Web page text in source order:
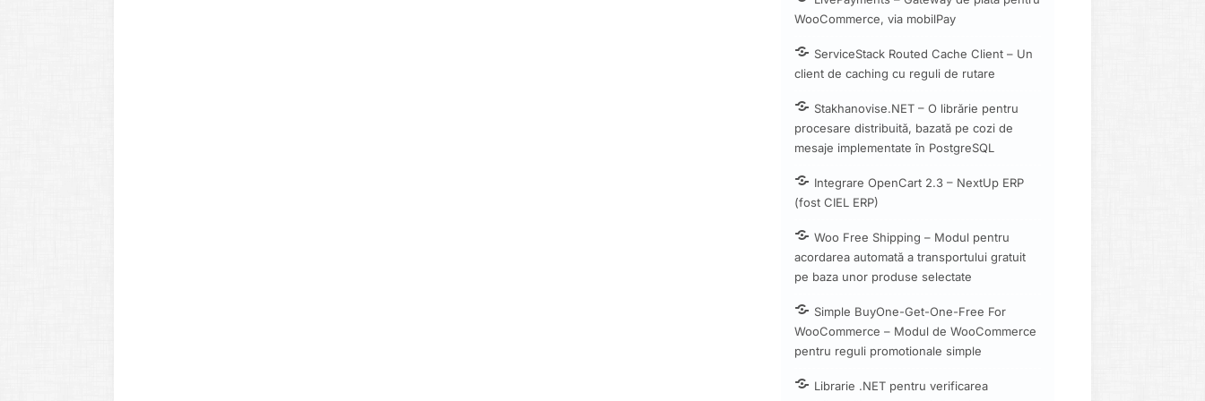
WooCommerce, via mobilPay
ServiceStack Routed Cache Client – Un
client de caching cu reguli de rutare
Stakhanovise.NET – O librărie pentru
procesare distribuită, bazată pe cozi de
mesaje implementate în PostgreSQL
Integrare OpenCart 2.3 – NextUp ERP
(fost CIEL ERP)
Woo Free Shipping – Modul pentru
acordarea automată a transportului gratuit
pe baza unor produse selectate
Simple BuyOne-Get-One-Free For
WooCommerce – Modul de WooCommerce
pentru reguli promotionale simple
Librarie .NET pentru verificarea